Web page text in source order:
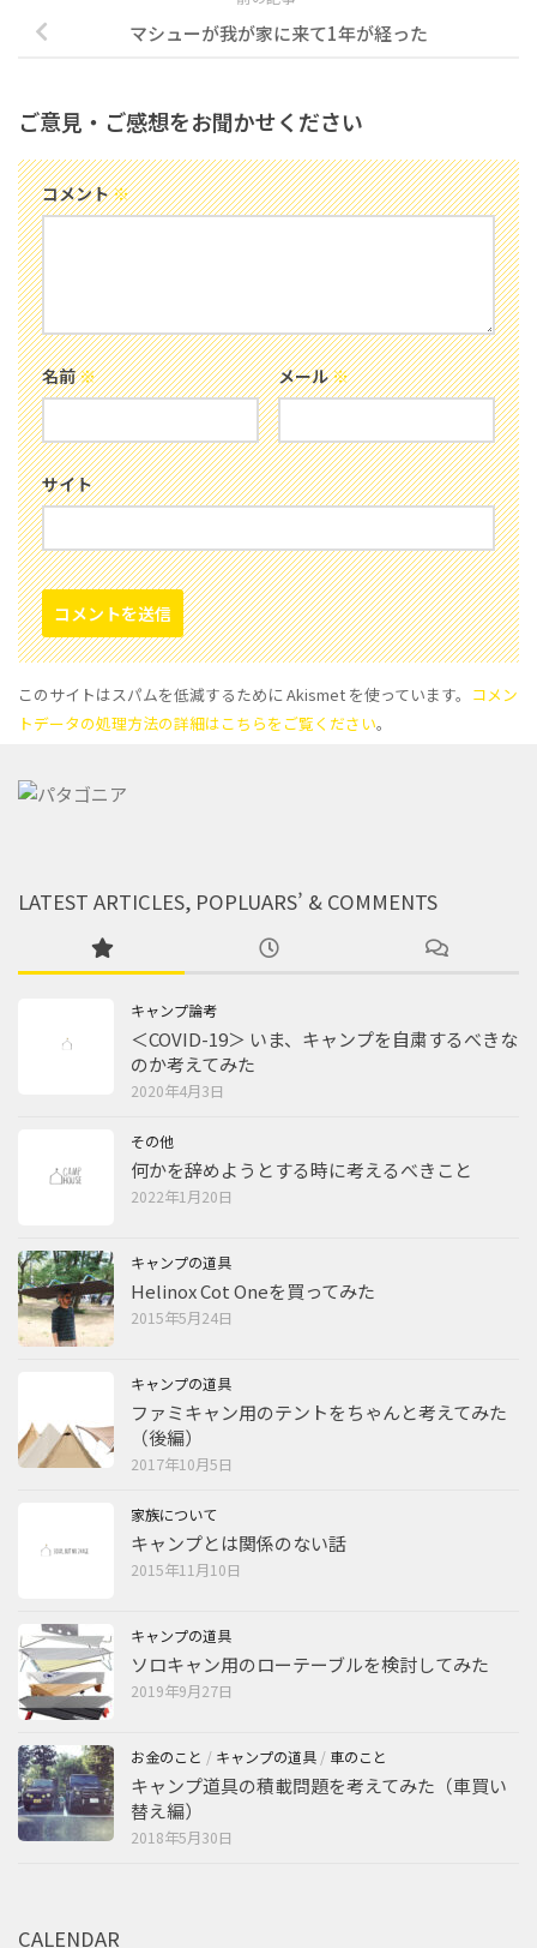
マシューが我が家に来て1年が経った
ご意見・ご感想をお聞かせください
コメント※
名前※ メール※
サイト
このサイトはスパムを低減するために Akismet を使っています。 コメン
トデータの処理方法の詳細はこちらをご覧ください。
LATEST ARTICLES, POPLUARS’ & COMMENTS
キャンプ論考
＜COVID-19＞ いま、キャンプを自粛するべきな
のか考えてみた
2020年4月3日
その他
何かを辞めようとする時に考えるべきこと
2022年1月20日
キャンプの道具
Helinox Cot Oneを買ってみた
2015年5月24日
キャンプの道具
ファミキャン用のテントをちゃんと考えてみた
（後編）
2017年10月5日
家族について
キャンプとは関係のない話
2015年11月10日
キャンプの道具
ソロキャン用のローテーブルを検討してみた
2019年9月27日
お金のこと / キャンプの道具 / 車のこと
キャンプ道具の積載問題を考えてみた（車買い
替え編）
2018年5月30日
CALENDAR